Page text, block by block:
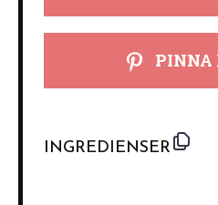
PINNA
INGREDIENSER